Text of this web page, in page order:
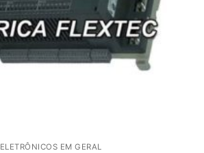
ELETRÔNICOS EM GERAL